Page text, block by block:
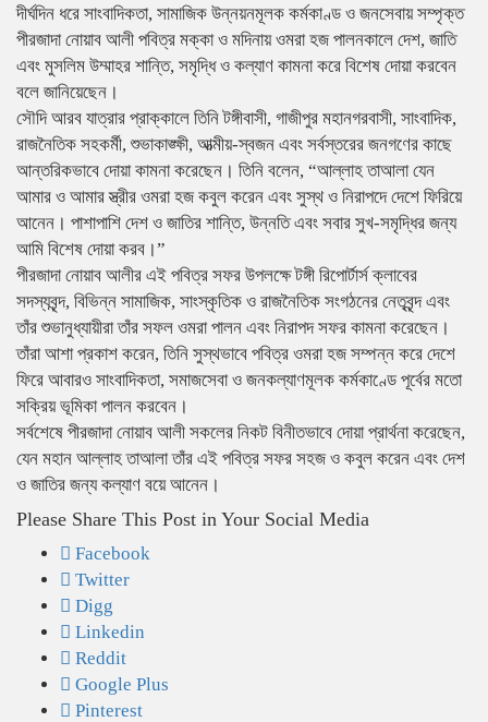
দীর্ঘদিন ধরে সাংবাদিকতা, সামাজিক উন্নয়নমূলক কর্মকাণ্ড ও জনসেবায় সম্পৃক্ত
পীরজাদা নোয়াব আলী পবিত্র মক্কা ও মদিনায় ওমরা হজ পালনকালে দেশ, জাতি
এবং মুসলিম উম্মাহর শান্তি, সমৃদ্ধি ও কল্যাণ কামনা করে বিশেষ দোয়া করবেন
বলে জানিয়েছেন।
সৌদি আরব যাত্রার প্রাক্কালে তিনি টঙ্গীবাসী, গাজীপুর মহানগরবাসী, সাংবাদিক,
রাজনৈতিক সহকর্মী, শুভাকাঙ্ক্ষী, আত্মীয়-স্বজন এবং সর্বস্তরের জনগণের কাছে
আন্তরিকভাবে দোয়া কামনা করেছেন। তিনি বলেন, “আল্লাহ তাআলা যেন
আমার ও আমার স্ত্রীর ওমরা হজ কবুল করেন এবং সুস্থ ও নিরাপদে দেশে ফিরিয়ে
আনেন। পাশাপাশি দেশ ও জাতির শান্তি, উন্নতি এবং সবার সুখ-সমৃদ্ধির জন্য
আমি বিশেষ দোয়া করব।”
পীরজাদা নোয়াব আলীর এই পবিত্র সফর উপলক্ষে টঙ্গী রিপোর্টার্স ক্লাবের
সদস্যবৃন্দ, বিভিন্ন সামাজিক, সাংস্কৃতিক ও রাজনৈতিক সংগঠনের নেতৃবৃন্দ এবং
তাঁর শুভানুধ্যায়ীরা তাঁর সফল ওমরা পালন এবং নিরাপদ সফর কামনা করেছেন।
তাঁরা আশা প্রকাশ করেন, তিনি সুস্থভাবে পবিত্র ওমরা হজ সম্পন্ন করে দেশে
ফিরে আবারও সাংবাদিকতা, সমাজসেবা ও জনকল্যাণমূলক কর্মকাণ্ডে পূর্বের মতো
সক্রিয় ভূমিকা পালন করবেন।
সর্বশেষে পীরজাদা নোয়াব আলী সকলের নিকট বিনীতভাবে দোয়া প্রার্থনা করেছেন,
যেন মহান আল্লাহ তাআলা তাঁর এই পবিত্র সফর সহজ ও কবুল করেন এবং দেশ
ও জাতির জন্য কল্যাণ বয়ে আনেন।
Please Share This Post in Your Social Media
Facebook
Twitter
Digg
Linkedin
Reddit
Google Plus
Pinterest